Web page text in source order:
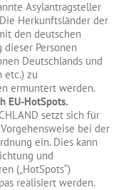
Asylantragsteller
Herkunftsländer der
den deutschen
Personen
Deutschlands und
etc.) zu
ermuntert werden.
EU-HotSpots.
setzt sich für
bei der
ein. Dies kann
und
(„HotSpots“)
realisiert werden.